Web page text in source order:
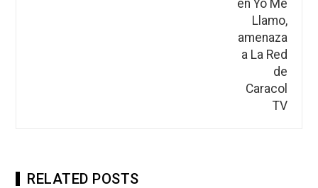
RELATED POSTS